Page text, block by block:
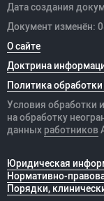
Дата создания
Документ изменён:
О сайте
Доктрина
Политика
Условия обработки
на обработку
данных работников
Юридическая
Нормативно-
Порядки,